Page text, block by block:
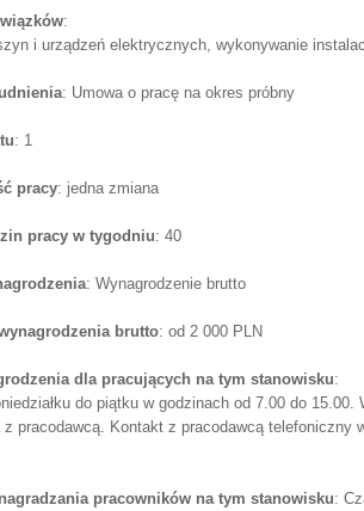
:
i urządzeń elektrycznych, wykonywanie
: Umowa o pracę na okres próbny
: 1
pracy: jedna zmiana
pracy w tygodniu: 40
: Wynagrodzenie brutto
brutto: od 2 000 PLN
dla pracujących na tym stanowisku:
do piątku w godzinach od 7.00 do 15.00.
z pracodawcą. Kontakt z pracodawcą telefoniczny
pracowników na tym stanowisku: